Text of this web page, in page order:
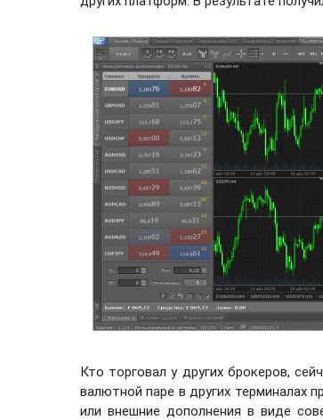
Кто торговал у других брокеров,
валютной паре в других терминалах
или внешние дополнения в виде